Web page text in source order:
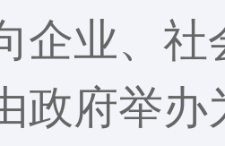
企业、
政府举